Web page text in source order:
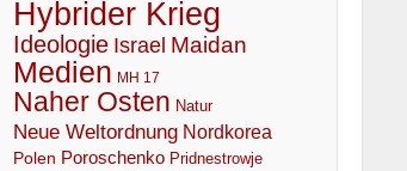
Hybrider Krieg
Ideologie Israel Maidan
Medien MH 17
Naher Osten Natur
Neue Weltordnung Nordkorea
Polen Poroschenko Pridnestrowje